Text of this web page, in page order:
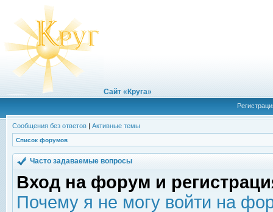
Сайт «Круга»
Сообщения без ответов | Активные темы
Список форумов
Часто задаваемые вопросы
Вход на форум и
Почему я не могу войти на